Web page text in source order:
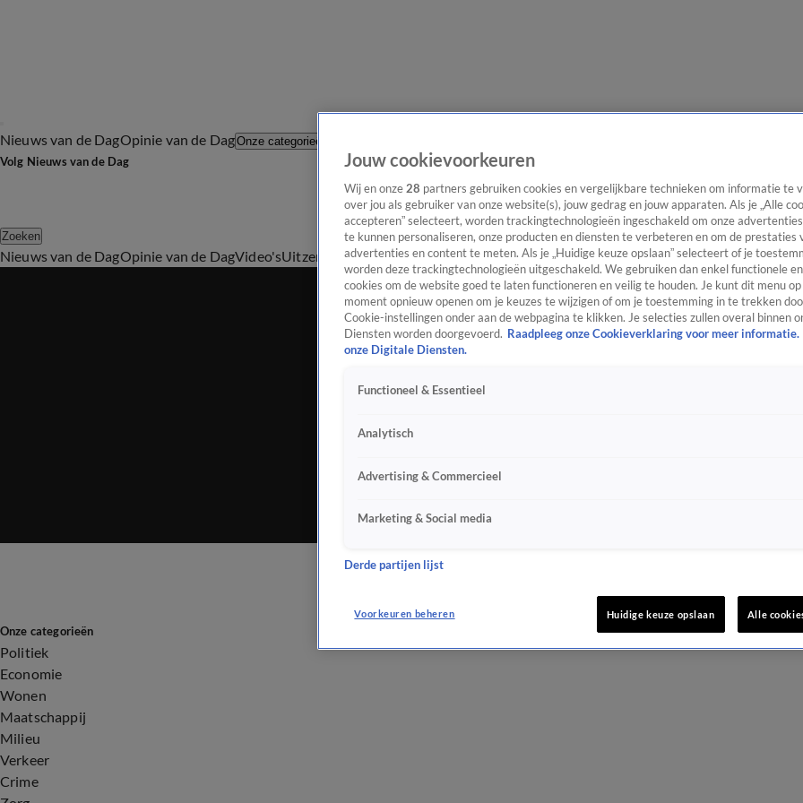
Nieuws van de DagOpinie van de DagOnze categorieën
Volg Nieuws van de Dag
Zoeken
Nieuws van de DagOpinie van de DagVideo'sUitzendingenPodcastPanelContact
Onze categorieën
Politiek
Economie
Wonen
Maatschappij
Milieu
Verkeer
Crime
Jouw cookievoorkeuren
Wij en onze 28 partners gebruiken cookies en vergelijkbare technieken om informatie te
over jou als gebruiker van onze website(s), jouw gedrag en jouw apparaten. Als je „Alle
accepteren” selecteert, worden trackingtechnologieën ingeschakeld om onze
te kunnen personaliseren, onze producten en diensten te verbeteren en om de prestaties
advertenties en content te meten. Als je „Huidige keuze opslaan” selecteert of je
worden deze trackingtechnologieën uitgeschakeld. We gebruiken dan enkel functionele
cookies om de website goed te laten functioneren en veilig te houden. Je kunt dit menu
moment opnieuw openen om je keuzes te wijzigen of om je toestemming in te trekken
Cookie-instellingen onder aan de webpagina te klikken. Je selecties zullen overal binnen
Diensten worden doorgevoerd. Raadpleeg onze Cookieverklaring voor meer informatie.
onze Digitale Diensten.
Functioneel & Essentieel
Analytisch
Advertising & Commercieel
Marketing & Social media
Derde partijen lijst
Voorkeuren beheren Huidige keuze opslaan Alle